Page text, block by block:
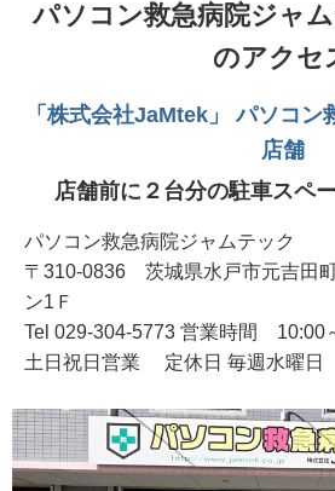
パソコン救急病院ジャ
のアクセ
「株式会社JaMtek」 パソコン
店舗
店舗前に２台分の駐車スペ
パソコン救急病院ジャムテック
〒310-0836 茨城県水戸市元吉田
ン1Ｆ
Tel 029-304-5773 営業時間 10:00
土日祝日営業 定休日 毎週水曜日